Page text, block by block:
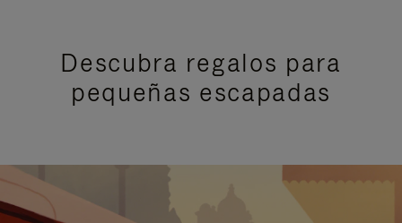
Descubra regalos para
pequeñas escapadas